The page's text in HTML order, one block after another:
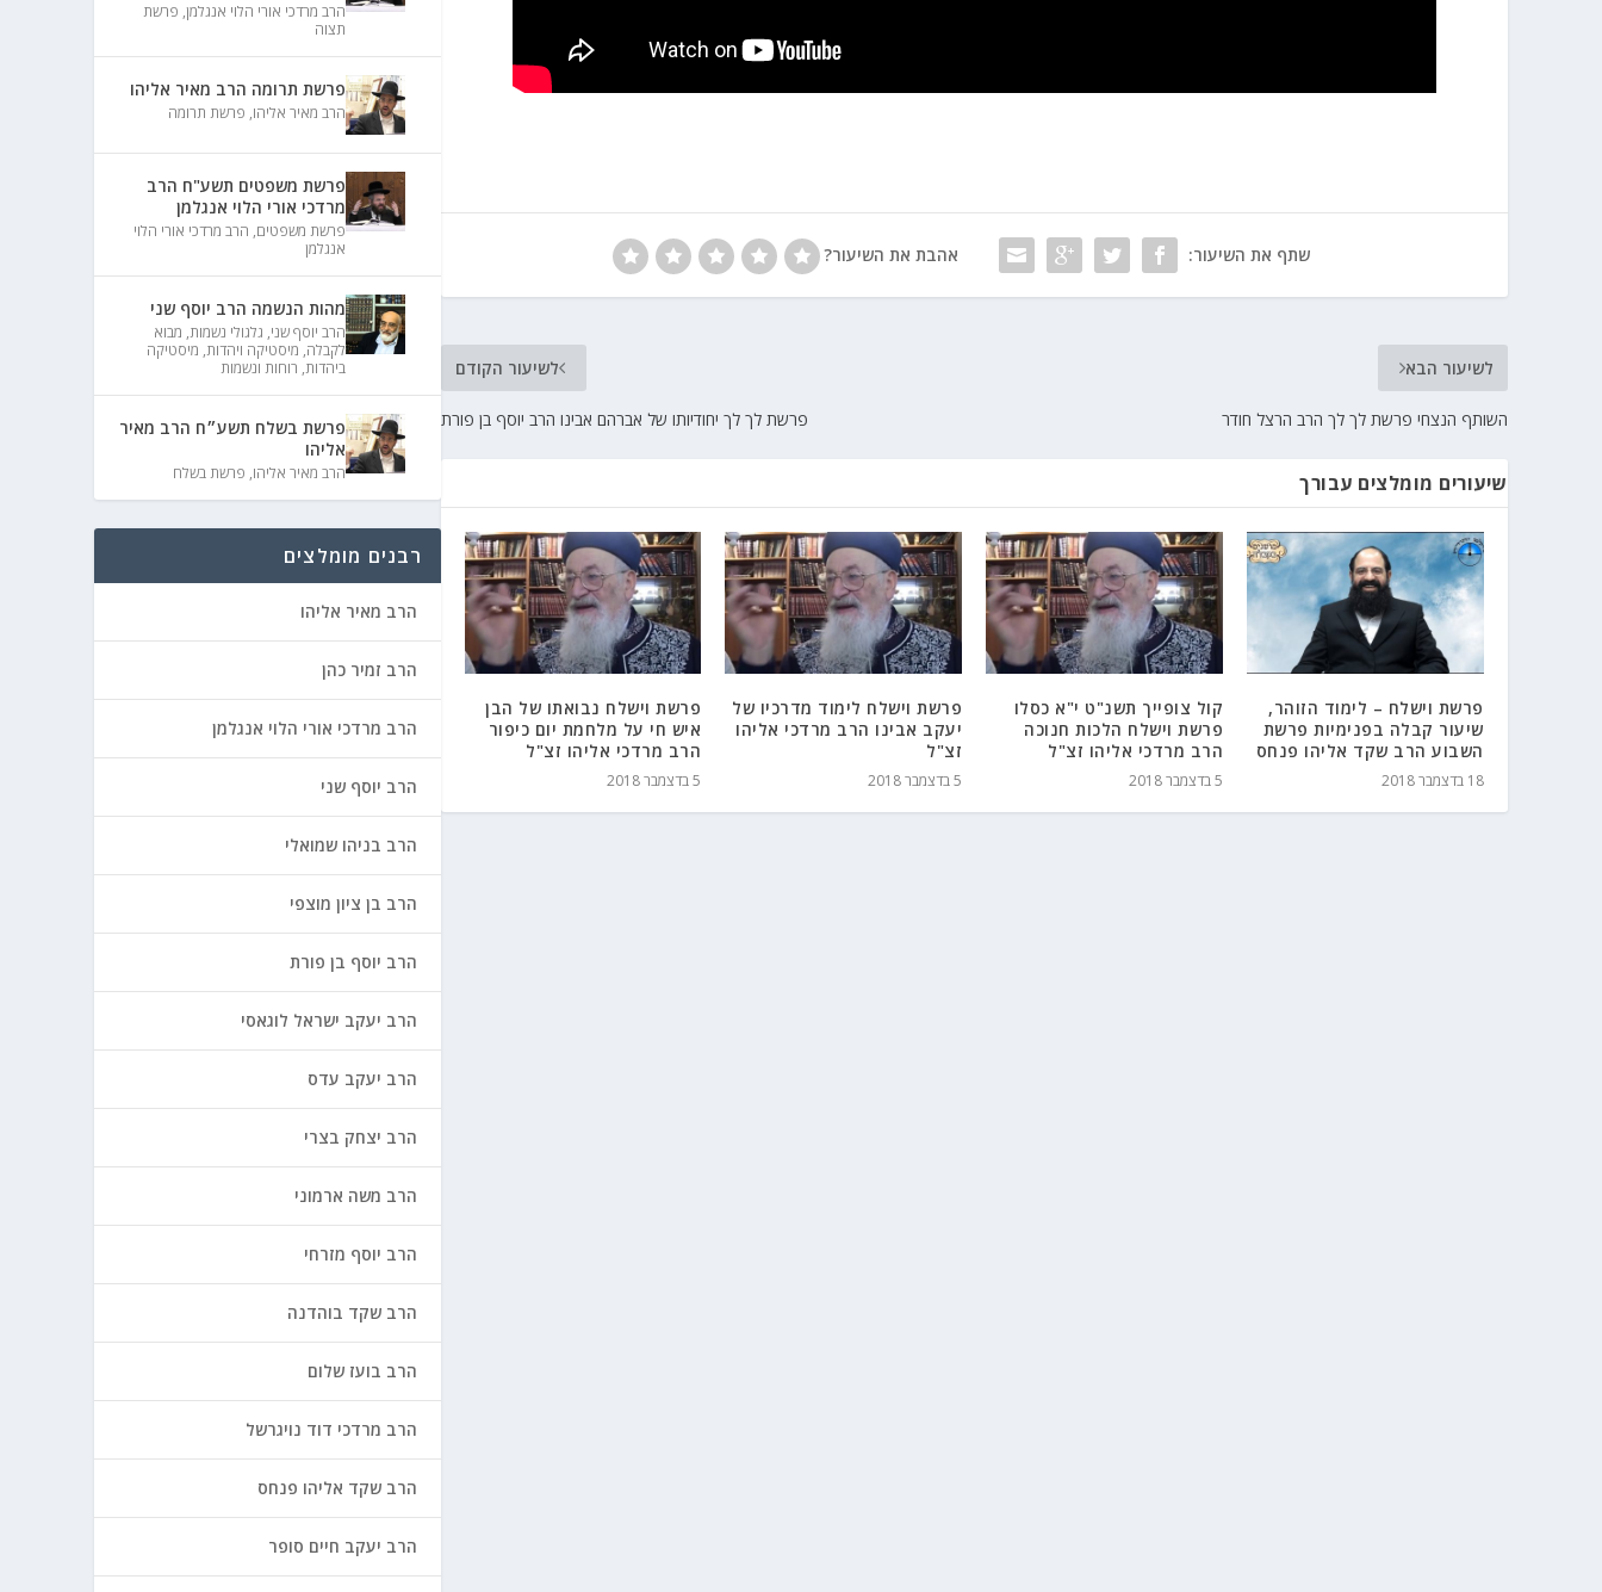
שתף את השיעור: אהבת את השיעור?
לשיעור הקודם
פרשת לך לך יחודיותו של אברהם אבינו הרב יוסף בן פורת
לשיעור הבא
השותף הנצחי פרשת לך לך הרב הרצל חודר
שיעורים מומלצים עבורך
פרשת וישלח – לימוד הזוהר,
שיעור קבלה בפנימיות פרשת
השבוע הרב שקד אליהו פנחס
18 בדצמבר 2018
קול צופייך תשנ"ט י"א כסלו
פרשת וישלח הלכות חנוכה
הרב מרדכי אליהו זצ"ל
5 בדצמבר 2018
פרשת וישלח לימוד מדרכיו של
יעקב אבינו הרב מרדכי אליהו
זצ"ל
5 בדצמבר 2018
פרשת וישלח נבואתו של הבן
איש חי על מלחמת יום כיפור
הרב מרדכי אליהו זצ"ל
5 בדצמבר 2018
הרב מרדכי אורי הלוי אנגלמן, פרשת
תצוה
פרשת תרומה הרב מאיר אליהו
הרב מאיר אליהו, פרשת תרומה
פרשת משפטים תשע"ח הרב
מרדכי אורי הלוי אנגלמן
פרשת משפטים, הרב מרדכי אורי הלוי
אנגלמן
מהות הנשמה הרב יוסף שני
הרב יוסף שני, גלגולי נשמות, מבוא
לקבלה, מיסטיקה ויהדות, מיסטיקה
ביהדות, רוחות ונשמות
פרשת בשלח תשע״ח הרב מאיר
אליהו
הרב מאיר אליהו, פרשת בשלח
רבנים מומלצים
הרב מאיר אליהו
הרב זמיר כהן
הרב מרדכי אורי הלוי אנגלמן
הרב יוסף שני
הרב בניהו שמואלי
הרב בן ציון מוצפי
הרב יוסף בן פורת
הרב יעקב ישראל לוגאסי
הרב יעקב עדס
הרב יצחק בצרי
הרב משה ארמוני
הרב יוסף מזרחי
הרב שקד בוהדנה
הרב בועז שלום
הרב מרדכי דוד נויגרשל
הרב שקד אליהו פנחס
הרב יעקב חיים סופר